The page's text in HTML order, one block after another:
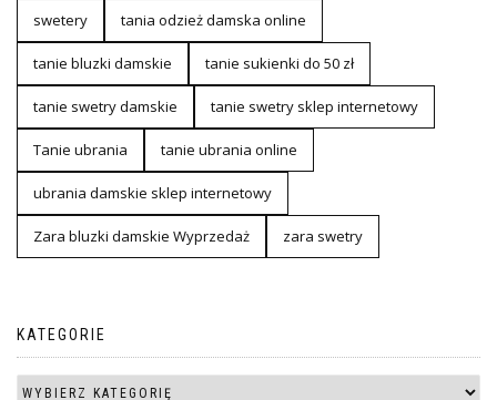
swetery tania odzież damska online
tanie bluzki damskie tanie sukienki do 50 zł
tanie swetry damskie tanie swetry sklep internetowy
Tanie ubrania tanie ubrania online
ubrania damskie sklep internetowy
Zara bluzki damskie Wyprzedaż zara swetry
KATEGORIE